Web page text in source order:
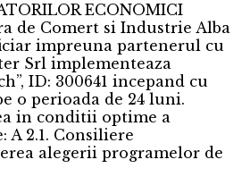
ECONOMICI
de Comert si Industrie Alba
impreuna partenerul cu
Srl implementeaza
ID: 300641 incepand cu
o perioada de 24 luni.
in conditii optime a
2.1. Consiliere
alegerii programelor de